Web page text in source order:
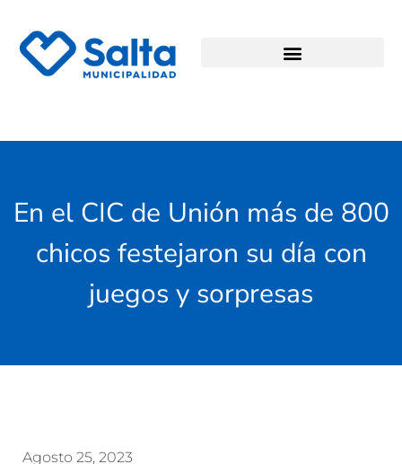
En el CIC de Unión más de 800
chicos festejaron su día con
juegos y sorpresas
Agosto 25, 2023